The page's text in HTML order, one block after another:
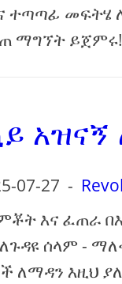
ተጣጣፊ መፍትሄ
ማግኘት
አዝናኝ
07-27 -
እና ፈጠራ
ሰላም -
ለማዳን እዚህ